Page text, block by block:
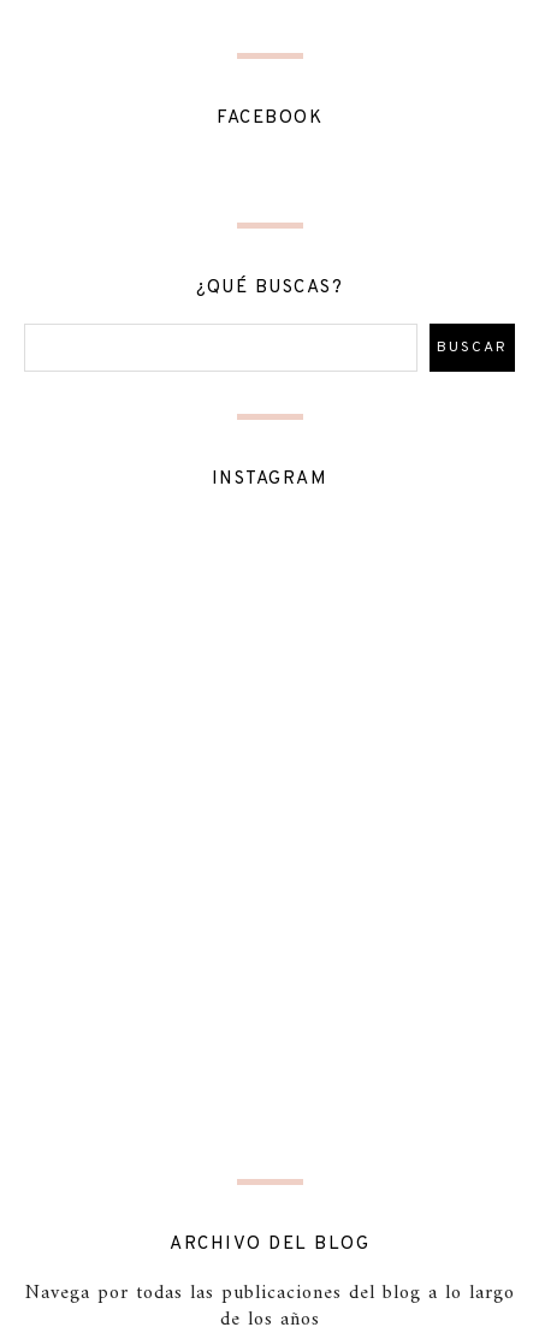
FACEBOOK
¿QUÉ BUSCAS?
INSTAGRAM
ARCHIVO DEL BLOG
Navega por todas las publicaciones del blog a lo largo
de los años